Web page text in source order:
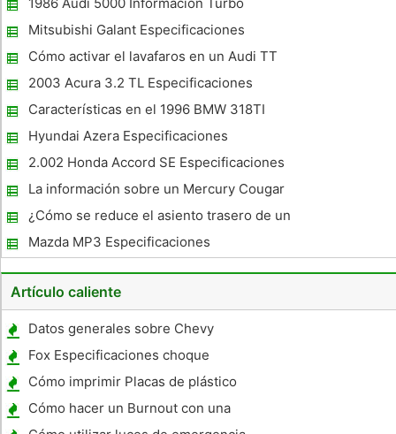
Mitsubishi Galant Especificaciones
Cómo activar el lavafaros en un Audi TT
2003 Acura 3.2 TL Especificaciones
Características en el 1996 BMW 318TI
Hyundai Azera Especificaciones
2.002 Honda Accord SE Especificaciones
La información sobre un Mercury Cougar
1999
¿Cómo se reduce el asiento trasero de un
Alero 2001 ?
Mazda MP3 Especificaciones
Artículo caliente
Datos generales sobre Chevy
Fox Especificaciones choque
Cómo imprimir Placas de plástico
Cómo hacer un Burnout con una
transmisión automática se utilizan